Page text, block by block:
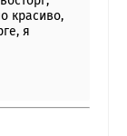
красиво,
я